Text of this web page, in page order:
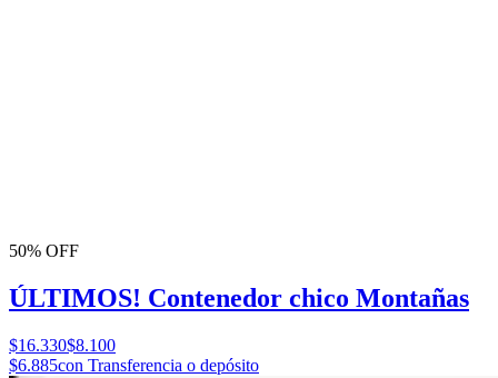
50% OFF
ÚLTIMOS! Contenedor chico Montañas
$16.330$8.100
$6.885con Transferencia o depósito